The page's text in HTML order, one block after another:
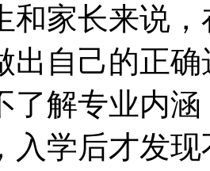
和家长来说
出自己的正
了解专业内
入学后才发